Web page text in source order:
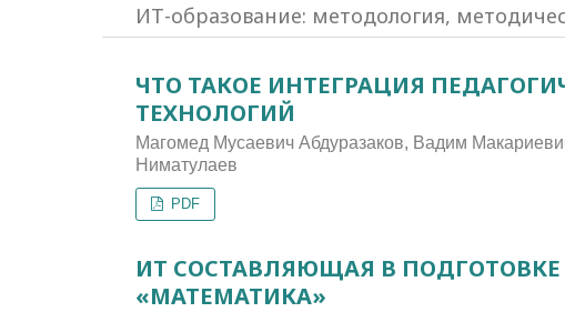
ИТ-образование: методология,
ЧТО ТАКОЕ ИНТЕГРАЦИЯ
ТЕХНОЛОГИЙ
Магомед Мусаевич Абдуразаков, Вадим
Ниматулаев
PDF
ИТ СОСТАВЛЯЮЩАЯ В
«МАТЕМАТИКА»